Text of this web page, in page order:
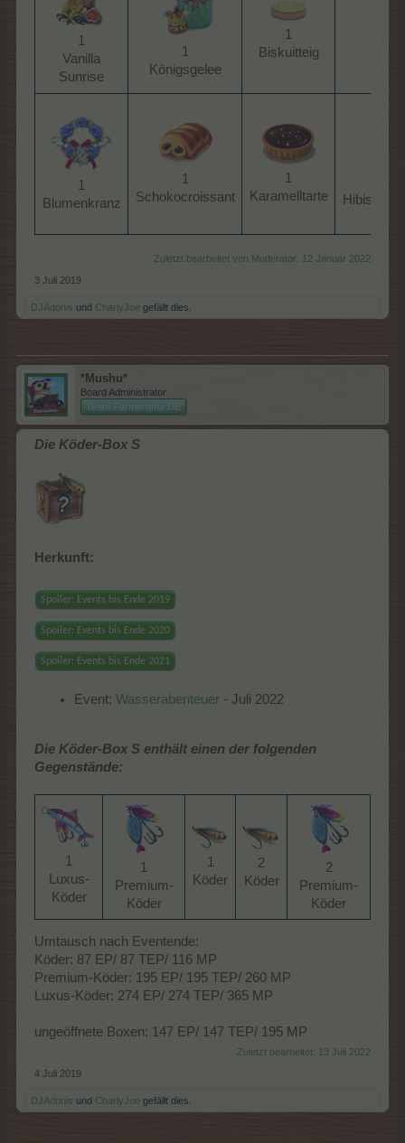
1
Vanilla
Sunrise​
1
Königsgelee​
1
Biskuitteig​
1
Blumenkranz​
1
Schokocroissant​
1
Karamelltarte​
Zuletzt bearbeitet von Moderator: 12 Januar 2022
3 Juli 2019
DJAdonis und CharlyJoe gefällt dies.
*Mushu*
Board Administrator
Team Farmerama DE
Die Köder-Box S
Herkunft:
Spoiler: Events bis Ende 2019
Spoiler: Events bis Ende 2020
Spoiler: Events bis Ende 2021
Event: Wasserabenteuer - Juli 2022
Die Köder-Box S enthält einen der folgenden
Gegenstände:
1
Luxus-
Köder​
1
Premium-
Köder​
1
Köder​
2
Köder​
2
Premium-
Köder​
Umtausch nach Eventende:
Köder: 87 EP/ 87 TEP/ 116 MP
Premium-Köder: 195 EP/ 195 TEP/ 260 MP
Luxus-Köder: 274 EP/ 274 TEP/ 365 MP
ungeöffnete Boxen: 147 EP/ 147 TEP/ 195 MP
Zuletzt bearbeitet: 13 Juli 2022
4 Juli 2019
DJAdonis und CharlyJoe gefällt dies.